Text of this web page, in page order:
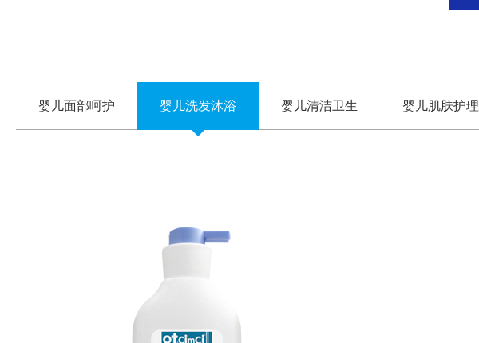
婴儿面部呵护 婴儿洗发沐浴 婴儿清洁卫生 婴儿肌肤护理